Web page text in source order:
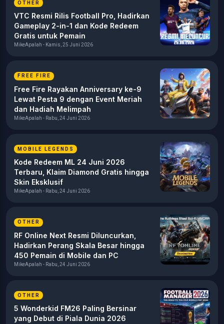
OTHER
VTC Resmi Rilis Football Pro, Hadirkan
Gameplay 2-in-1 dan Kode Redeem
Gratis untuk Pemain
MikeApalah - Kamis, 25 Juni 2026
FREE FIRE
Free Fire Rayakan Anniversary ke-9
Lewat Pesta 9 dengan Event Meriah
dan Hadiah Melimpah
MikeApalah - Rabu, 24 Juni 2026
MOBILE LEGENDS
Kode Redeem ML 24 Juni 2026
Terbaru, Klaim Diamond Gratis hingga
Skin Eksklusif
MikeApalah - Rabu, 24 Juni 2026
OTHER
RF Online Next Resmi Diluncurkan,
Hadirkan Perang Skala Besar hingga
450 Pemain di Mobile dan PC
MikeApalah - Rabu, 24 Juni 2026
OTHER
5 Wonderkid FM26 Paling Bersinar
yang Debut di Piala Dunia 2026